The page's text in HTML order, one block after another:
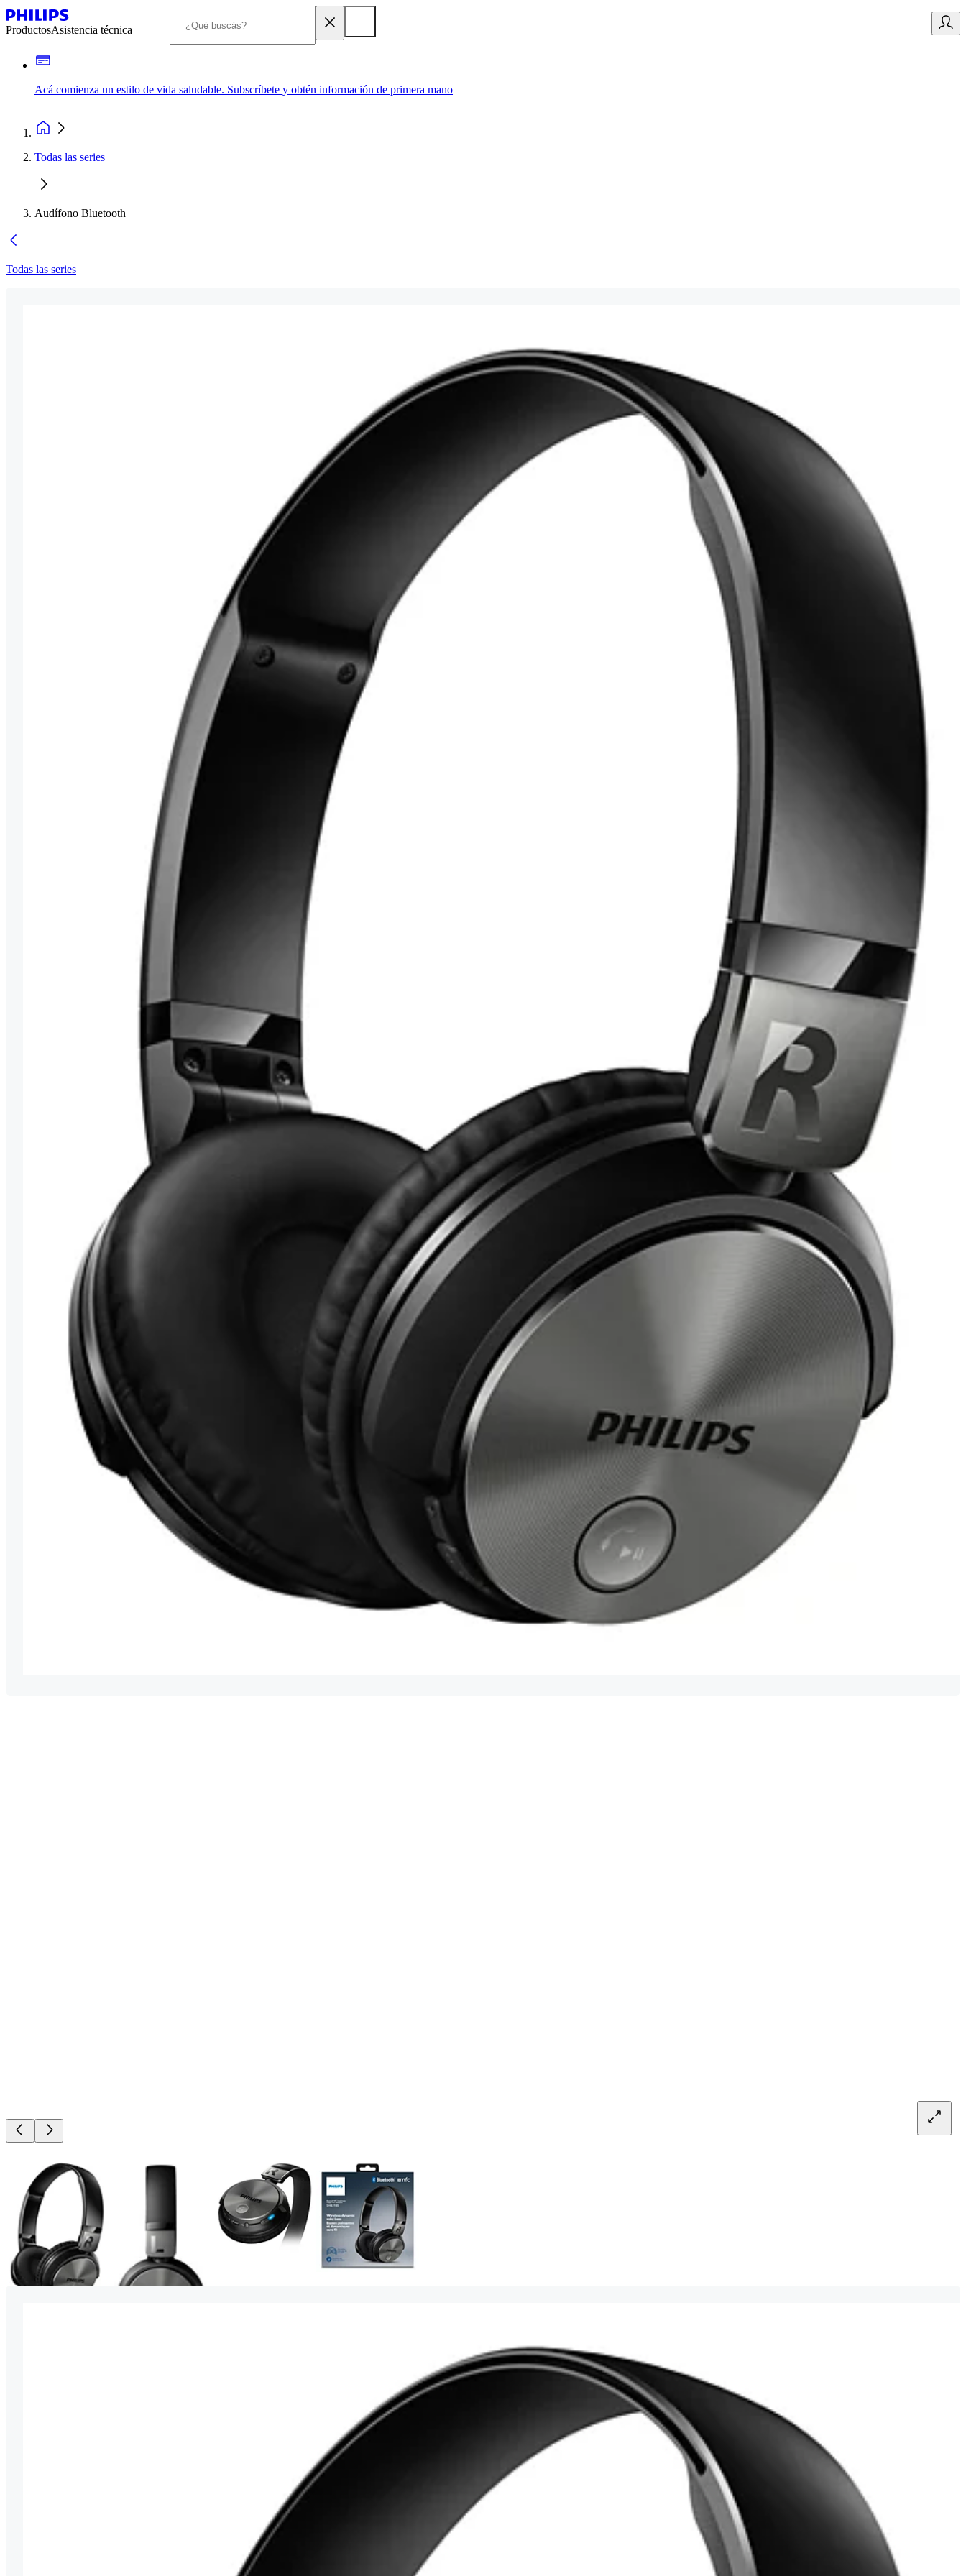
ProductosAsistencia técnica
Acá comienza un estilo de vida saludable. Subscríbete y obtén información de primera mano
Todas las series
Audífono Bluetooth
Todas las series